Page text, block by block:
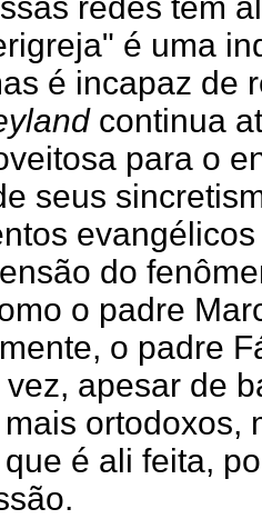
redes têm
é uma
é incapaz
continua
para o
seus
do
o padre
o padre
vez, apesar de
ortodoxos,
é ali feita,